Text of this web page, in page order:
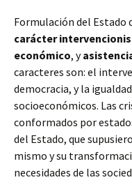
Formulación del Estado
carácter
económico, y
caracteres son: el
democracia, y la
socioeconómicos. Las
conformados por
del Estado, que
mismo y su
necesidades de las